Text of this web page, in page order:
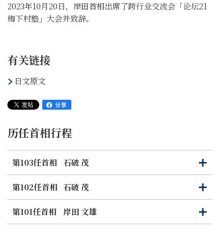
2023年10月20日，岸田首相出席了跨行业交流会「论坛21
梅下村塾」大会并致辞。
有关链接
日文原文
历任首相行程
第103任首相 石破 茂
打
开
关
闭
第102任首相 石破 茂
打
开
关
闭
第101任首相
岸田 文雄
打
开
关
闭